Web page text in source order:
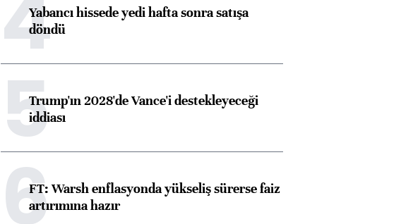
4Yabancı hissede yedi hafta sonra satışa
döndü
5Trump'ın 2028'de Vance'i destekleyeceği
iddiası
6FT: Warsh enflasyonda yükseliş sürerse faiz
artırımına hazır